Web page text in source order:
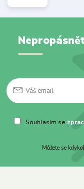
Souhlasím se
Můžete se